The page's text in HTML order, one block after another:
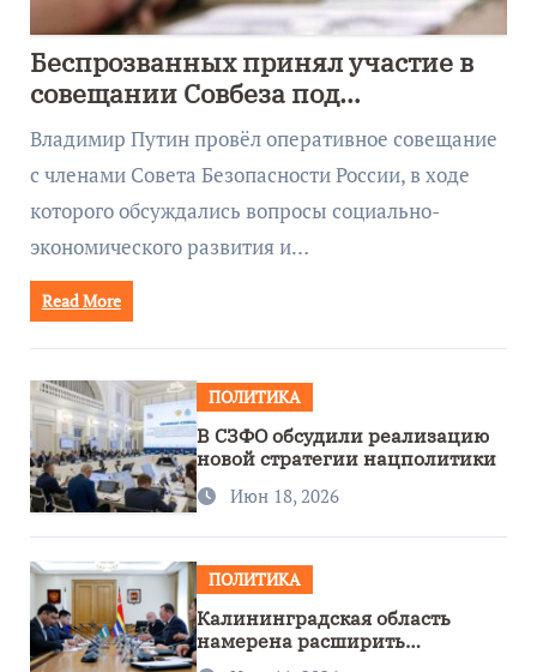
Беспрозванных принял участие в
совещании Совбеза под
руководством Путина
Владимир Путин провёл оперативное совещание
с членами Совета Безопасности России, в ходе
которого обсуждались вопросы социально-
экономического развития и…
Read More
ПОЛИТИКА
В СЗФО обсудили реализацию
новой стратегии нацполитики
Июн 18, 2026
ПОЛИТИКА
Калининградская область
намерена расширить
сотрудничество с Узбекистаном